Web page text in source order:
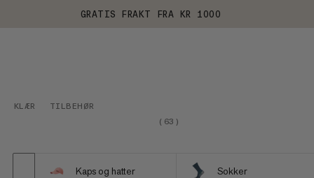
GRATIS FRAKT FRA KR 1000
KLÆR
TILBEHØR
( 63 )
Kaps og hatter Sokker